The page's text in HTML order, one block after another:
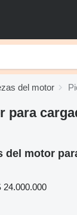
del motor
para
del motor
24.000.000